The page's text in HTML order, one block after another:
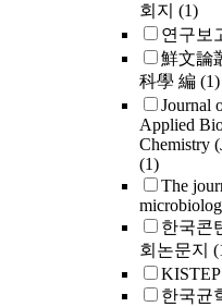
회지 (1)
연구보
鮮文論
科學 編 (1)
Journal
Applied
Chemistry
(1)
The
한국콘
회논문지
한국균